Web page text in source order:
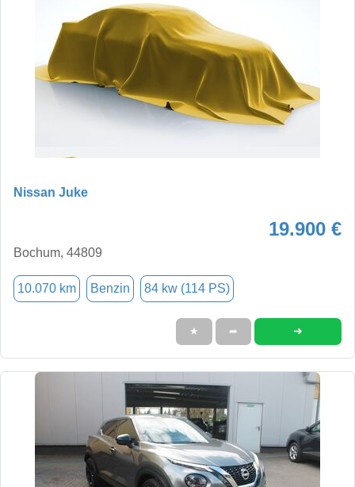
Nissan Juke
19.900 €
Bochum, 44809
10.070 km Benzin 84 kw (114 PS)
★ ➦ ➜